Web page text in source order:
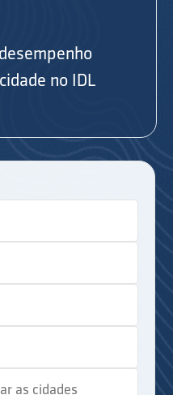
no IDL